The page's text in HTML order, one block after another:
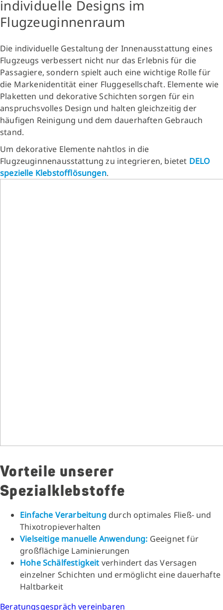
individuelle Designs im
Flugzeuginnenraum
Die individuelle Gestaltung der Innenausstattung eines
Flugzeugs verbessert nicht nur das Erlebnis für die
Passagiere, sondern spielt auch eine wichtige Rolle für
die Markenidentität einer Fluggesellschaft. Elemente wie
Plaketten und dekorative Schichten sorgen für ein
anspruchsvolles Design und halten gleichzeitig der
häufigen Reinigung und dem dauerhaften Gebrauch
stand.
Um dekorative Elemente nahtlos in die
Flugzeuginnenausstattung zu integrieren, bietet DELO
spezielle Klebstofflösungen.
Vorteile unserer
Spezialklebstoffe
Einfache Verarbeitung durch optimales Fließ- und
Thixotropieverhalten
Vielseitige manuelle Anwendung: Geeignet für
großflächige Laminierungen
Hohe Schälfestigkeit verhindert das Versagen
einzelner Schichten und ermöglicht eine dauerhafte
Haltbarkeit
Beratungsgespräch vereinbaren